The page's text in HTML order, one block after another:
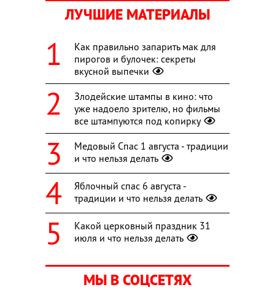
ЛУЧШИЕ МАТЕРИАЛЫ
Как правильно запарить мак для
пирогов и булочек: секреты
вкусной выпечки
Злодейские штампы в кино: что
уже надоело зрителю, но фильмы
все штампуются под копирку
Медовый Спас 1 августа - традиции
и что нельзя делать
Яблочный спас 6 августа -
традиции и что нельзя делать
Какой церковный праздник 31
июля и что нельзя делать
МЫ В СОЦСЕТЯХ